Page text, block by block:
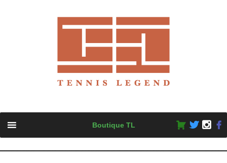
content
Boutique TL